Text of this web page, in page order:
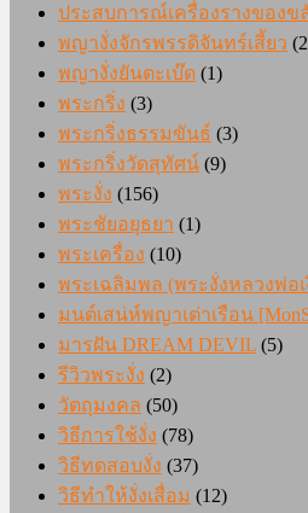
ประสบการณ์เครื่องรางของข
พญางั่งจักรพรรดิจันทร์เสี้ยว
พญางั่งยันตะเบ๊ด (1)
พระกริ่ง (3)
พระกริ่งธรรมขันธ์ (3)
พระกริ่งวัดสุทัศน์ (9)
พระงั่ง (156)
พระชัยอยุธยา (1)
พระเครื่อง (10)
พระเฉลิมพล (พระงั่งหลวงพ่อ
มนต์เสน่ห์พญาเต่าเรือน
มารฝัน DREAM DEVIL (5)
รีวิวพระงั่ง (2)
วัตถุมงคล (50)
วิธีการใช้งั่ง (78)
วิธีทดสอบงั่ง (37)
วิธีทำให้งั่งเสื่อม (12)